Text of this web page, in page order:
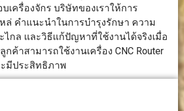
ความรู้พื้น
ฐานด้าน
CAD/CAM
การเลือก
เครื่องมือ
และทักษะ
การยึดวัสดุ
แม่นยำ
จำเป็นต้อง
มีความรู้
ทางเทคนิค
ที่สูงขึ้น
การทดสอบ
พารามิเตอร์
และการ
ตระหนักถึง
ความ
เครื่องจักร บริษัทของเราให้การ
ล่ คำแนะนำในการบำรุงรักษา ความ
ไกล และวิธีแก้ปัญหาที่ใช้งานได้จริงเมื่อ
ค้าสามารถใช้งานเครื่อง CNC Router
มีประสิทธิภาพ